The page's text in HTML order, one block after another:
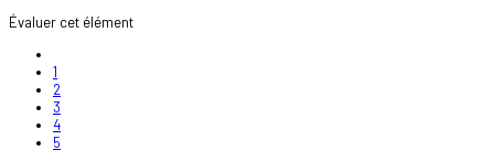
Évaluer cet élément
1
2
3
4
5